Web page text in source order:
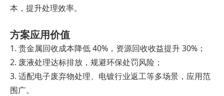
本，提升处理效率。
方案应用价值
1. 贵金属回收成本降低 40%，资源回收收益提升 30%；
2. 废液处理达标排放，规避环保处罚风险；
3. 适配电子废弃物处理、电镀行业返工等多场景，应用范
围广。